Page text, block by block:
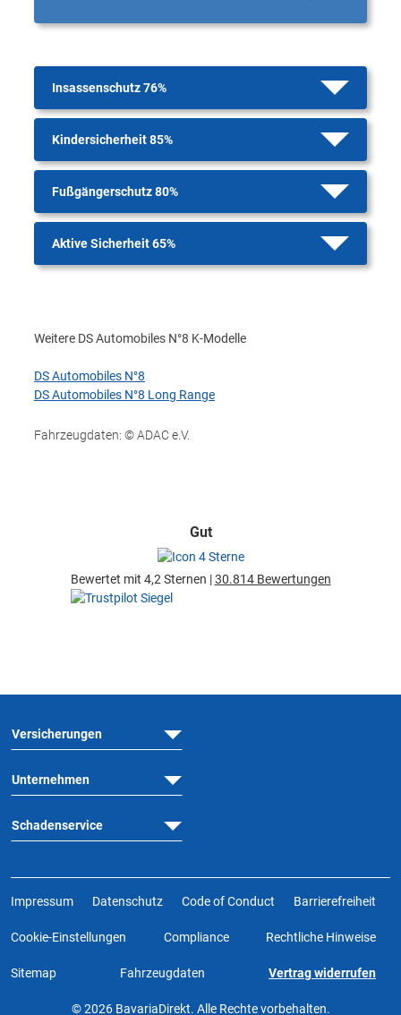
Insassenschutz 76%
Kindersicherheit 85%
Fußgängerschutz 80%
Aktive Sicherheit 65%
Weitere DS Automobiles N°8 K-Modelle
DS Automobiles N°8
DS Automobiles N°8 Long Range
Fahrzeugdaten: © ADAC e.V.
Gut
Bewertet mit 4,2 Sternen |30.814 Bewertungen
Versicherungen
Unternehmen
Schadenservice
Impressum Datenschutz Code of Conduct Barrierefreiheit
Cookie-Einstellungen Compliance Rechtliche Hinweise
Sitemap Fahrzeugdaten Vertrag widerrufen
© 2026 BavariaDirekt. Alle Rechte vorbehalten.